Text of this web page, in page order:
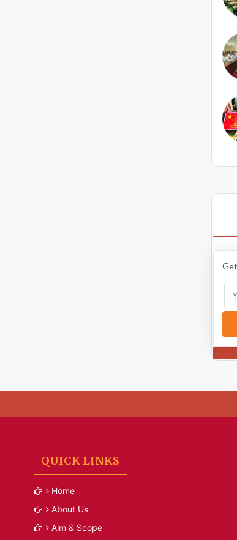
QUICK LINKS
Home
About Us
Aim & Scope